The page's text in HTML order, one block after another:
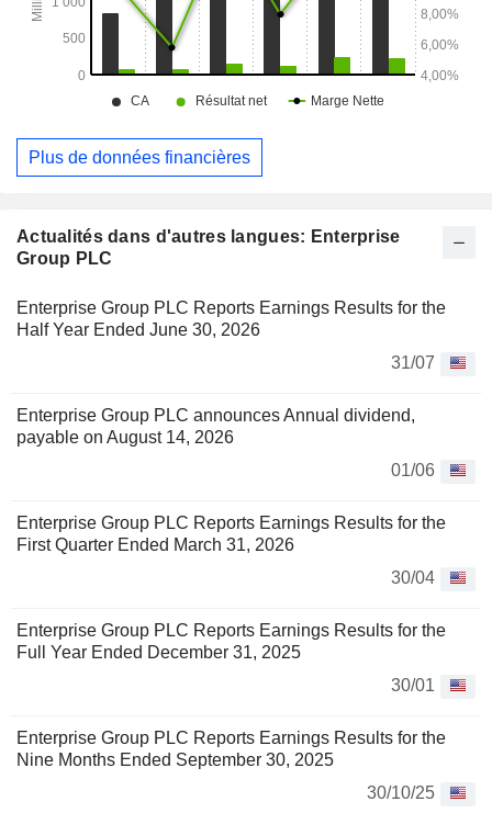
Actualités dans d'autres langues: Enterprise
Group PLC
Enterprise Group PLC Reports Earnings Results for the
Half Year Ended June 30, 2026
31/07
Enterprise Group PLC announces Annual dividend,
payable on August 14, 2026
01/06
Enterprise Group PLC Reports Earnings Results for the
First Quarter Ended March 31, 2026
30/04
Enterprise Group PLC Reports Earnings Results for the
Full Year Ended December 31, 2025
30/01
Enterprise Group PLC Reports Earnings Results for the
Nine Months Ended September 30, 2025
30/10/25
Plus de données financières